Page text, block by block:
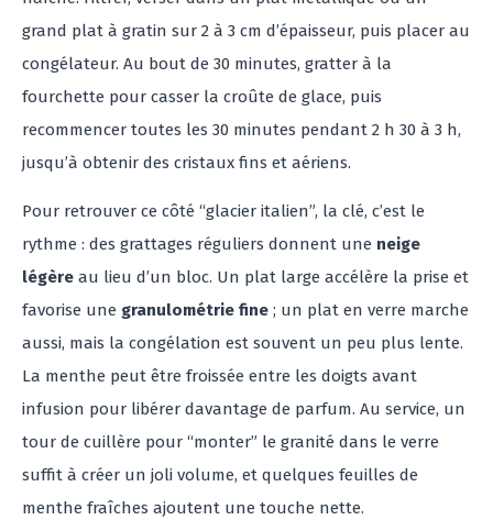
grand plat à gratin sur 2 à 3 cm d’épaisseur, puis placer au
congélateur. Au bout de 30 minutes, gratter à la
fourchette pour casser la croûte de glace, puis
recommencer toutes les 30 minutes pendant 2 h 30 à 3 h,
jusqu’à obtenir des cristaux fins et aériens.
Pour retrouver ce côté “glacier italien”, la clé, c’est le
rythme : des grattages réguliers donnent une neige
légère au lieu d’un bloc. Un plat large accélère la prise et
favorise une granulométrie fine ; un plat en verre marche
aussi, mais la congélation est souvent un peu plus lente.
La menthe peut être froissée entre les doigts avant
infusion pour libérer davantage de parfum. Au service, un
tour de cuillère pour “monter” le granité dans le verre
suffit à créer un joli volume, et quelques feuilles de
menthe fraîches ajoutent une touche nette.